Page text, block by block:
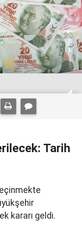
Tarih
kararı geldi.